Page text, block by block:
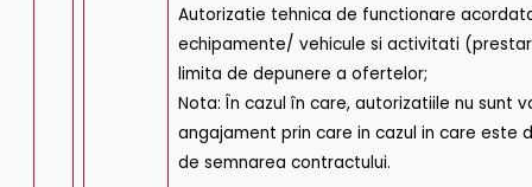
Autorizatie tehnica de functionare
echipamente/ vehicule si activitati
limita de depunere a ofertelor;
Nota: În cazul în care, autorizatiile nu
angajament prin care in cazul in care
de semnarea contractului.